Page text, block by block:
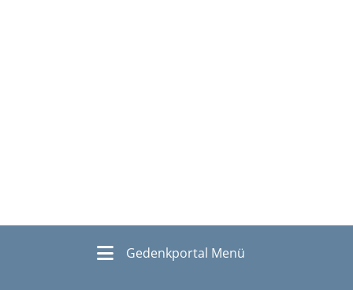
Gedenkportal Menü